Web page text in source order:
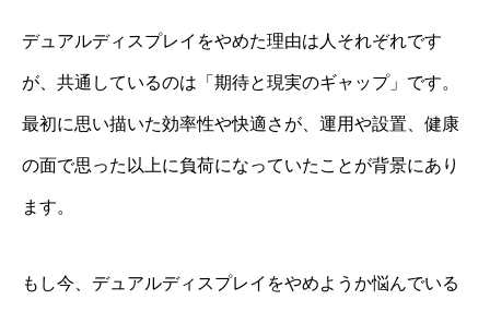
デュアルディスプレイをやめた理由は人それぞれです
が、共通しているのは「期待と現実のギャップ」です。
最初に思い描いた効率性や快適さが、運用や設置、健康
の面で思った以上に負荷になっていたことが背景にあり
ます。
もし今、デュアルディスプレイをやめようか悩んでいる